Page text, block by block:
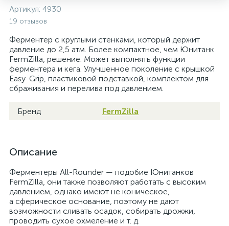
Артикул: 4930
19 отзывов
Ферментер с круглыми стенками, который держит
давление до 2,5 атм. Более компактное, чем Юнитанк
FermZilla, решение. Может выполнять функции
ферментера и кега. Улучшенное поколение с крышкой
Easy-Grip, пластиковой подставкой, комплектом для
сбраживания и перелива под давлением.
Бренд FermZilla
Описание
Ферментеры All-Rounder — подобие Юнитанков
FermZilla, они также позволяют работать с высоким
давлением, однако имеют не коническое,
а сферическое основание, поэтому не дают
возможности сливать осадок, собирать дрожжи,
проводить сухое охмеление и т. д.